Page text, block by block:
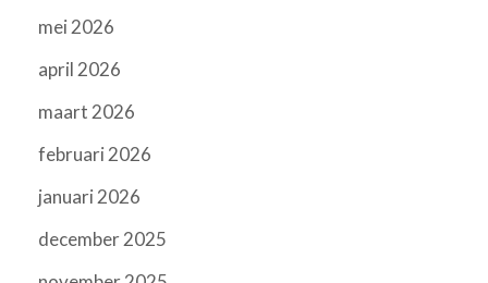
mei 2026
april 2026
maart 2026
februari 2026
januari 2026
december 2025